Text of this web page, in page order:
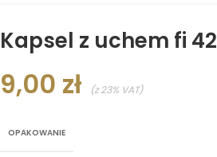
Kapsel z uchem fi 42
9,00 zł (z 23% VAT)
OPAKOWANIE